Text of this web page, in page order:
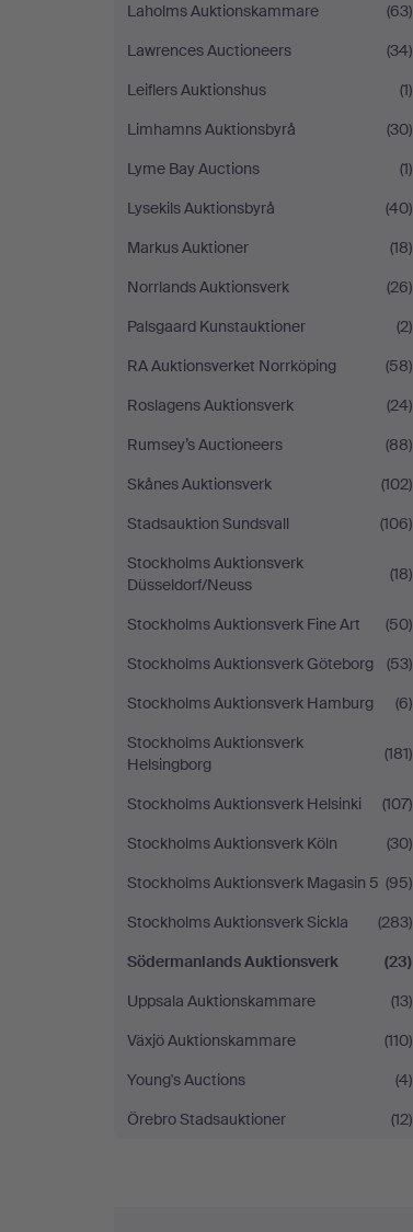
Laholms Auktionskammare
(63)
Lawrences Auctioneers
(34)
Leiflers Auktionshus
(1)
Limhamns Auktionsbyrå
(30)
Lyme Bay Auctions
(1)
Lysekils Auktionsbyrå
(40)
Markus Auktioner
(18)
Norrlands Auktionsverk
(26)
Palsgaard Kunstauktioner
(2)
RA Auktionsverket Norrköping
(58)
Roslagens Auktionsverk
(24)
Rumsey’s Auctioneers
(88)
Skånes Auktionsverk
(102)
Stadsauktion Sundsvall
(106)
Stockholms Auktionsverk
Düsseldorf/Neuss
(18)
Stockholms Auktionsverk Fine Art
(50)
Stockholms Auktionsverk Göteborg
(53)
Stockholms Auktionsverk Hamburg
(6)
Stockholms Auktionsverk
Helsingborg
(181)
Stockholms Auktionsverk Helsinki
(107)
Stockholms Auktionsverk Köln
(30)
Stockholms Auktionsverk Magasin 5 (95)
Stockholms Auktionsverk Sickla
(283)
Södermanlands Auktionsverk
(23)
Uppsala Auktionskammare
(13)
Växjö Auktionskammare
(110)
Young's Auctions
(4)
Örebro Stadsauktioner
(12)